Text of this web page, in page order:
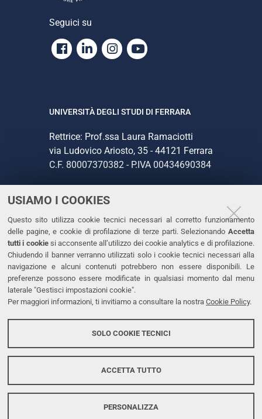
USIAMO I COOKIES
Questo sito utilizza cookie tecnici necessari al corretto funzionamento
delle pagine, e cookie di profilazione di terze parti. Selezionando Accetta
tutti i cookiesi acconsente all’utilizzo dei cookie analytics e di profilazione.
Chiudendo il banner verranno utilizzati solo i cookie tecnici necessari alla
navigazione e alcuni contenuti potrebbero non essere disponibili. Le
preferenze possono essere modificate in qualsiasi momento dal menu
laterale "Gestisci impostazioni cookie".
Per maggiori informazioni, ti invitiamo a consultare la nostra Cookie Policy.
SOLO COOKIE TECNICI
ACCETTA TUTTO
PERSONALIZZA
Seguici su
Facebook
LinkedinInstagram
Youtube
UNIVERSITÀ DEGLI STUDI DI FERRARA
Rettrice: Prof.ssa Laura Ramaciotti
via Ludovico Ariosto, 35 - 44121 Ferrara
C.F. 80007370382 - P.IVA 00434690384
CONTATTI
Tel. +39 0532 293111
Fax. +39 0532 293031
PEC
LINKS
Dichiarazione di accessibilità
Protezione dati personali